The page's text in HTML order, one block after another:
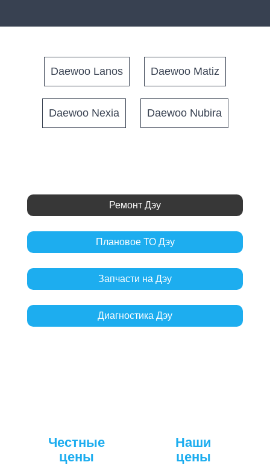
Daewoo Lanos Daewoo Matiz
Daewoo Nexia Daewoo Nubira
Ремонт Дэу
Плановое ТО Дэу
Запчасти на Дэу
Диагностика Дэу
Честные
цены
Наши
цены